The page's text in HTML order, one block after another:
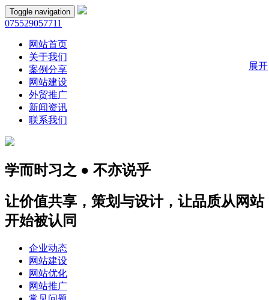
Toggle navigation
075529057711
网站首页
关于我们
案例分享
网站建设
外贸推广
新闻资讯
联系我们
学而时习之 ● 不亦说乎
让价值共享，策划与设计，让品质从网站
开始被认同
企业动态
网站建设
网站优化
网站推广
展开